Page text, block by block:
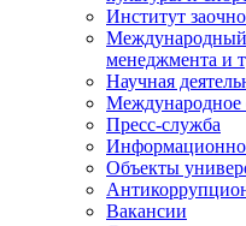
Институт
Международный
менеджмента и
Научная
Международное
Пресс-служба
Объекты
Вакансии